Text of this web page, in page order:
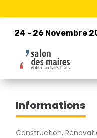
24 - 26 Novembre
24 - 26 Novembre
Retour à la liste des
Dasse
Informations
Construction,